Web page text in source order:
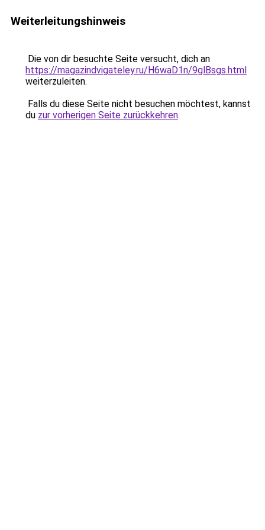
Weiterleitungshinweis
Die von dir besuchte Seite versucht, dich an
https://magazindvigateley.ru/H6waD1n/9glBsgs.html
weiterzuleiten.
Falls du diese Seite nicht besuchen möchtest, kannst
du zur vorherigen Seite zurückkehren.